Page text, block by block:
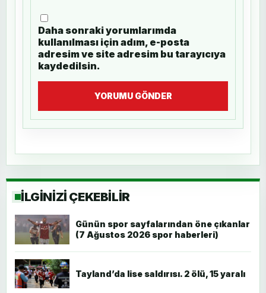
Daha sonraki yorumlarımda
kullanılması için adım, e-posta
adresim ve site adresim bu tarayıcıya
kaydedilsin.
YORUMU GÖNDER
İLGİNİZİ ÇEKEBİLİR
Günün spor sayfalarından öne çıkanlar
(7 Ağustos 2026 spor haberleri)
Tayland’da lise saldırısı. 2 ölü, 15 yaralı